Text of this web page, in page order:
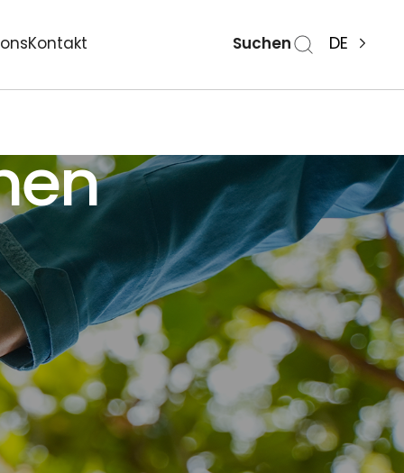
Kontakt Suchen DE